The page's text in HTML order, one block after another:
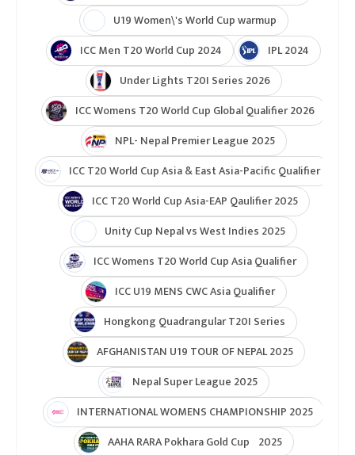
U19 Women\'s World Cup warmup
ICC Men T20 World Cup 2024
IPL 2024
Under Lights T20I Series 2026
ICC Womens T20 World Cup Global Qualifier 2026
NPL- Nepal Premier League 2025
ICC T20 World Cup Asia & East Asia-Pacific Qualifier
ICC T20 World Cup Asia-EAP Qaulifier 2025
Unity Cup Nepal vs West Indies 2025
ICC Womens T20 World Cup Asia Qualifier
ICC U19 MENS CWC Asia Qualifier
Hongkong Quadrangular T20I Series
AFGHANISTAN U19 TOUR OF NEPAL 2025
Nepal Super League 2025
INTERNATIONAL WOMENS CHAMPIONSHIP 2025
AAHA RARA Pokhara Gold Cup 2025